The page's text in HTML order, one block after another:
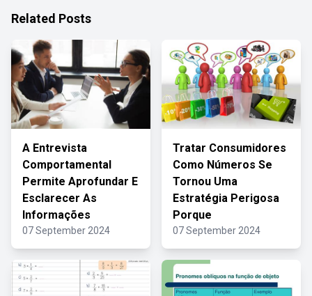
Related Posts
A Entrevista
Comportamental
Permite Aprofundar E
Esclarecer As
Informações
07 September 2024
Tratar Consumidores
Como Números Se
Tornou Uma
Estratégia Perigosa
Porque
07 September 2024